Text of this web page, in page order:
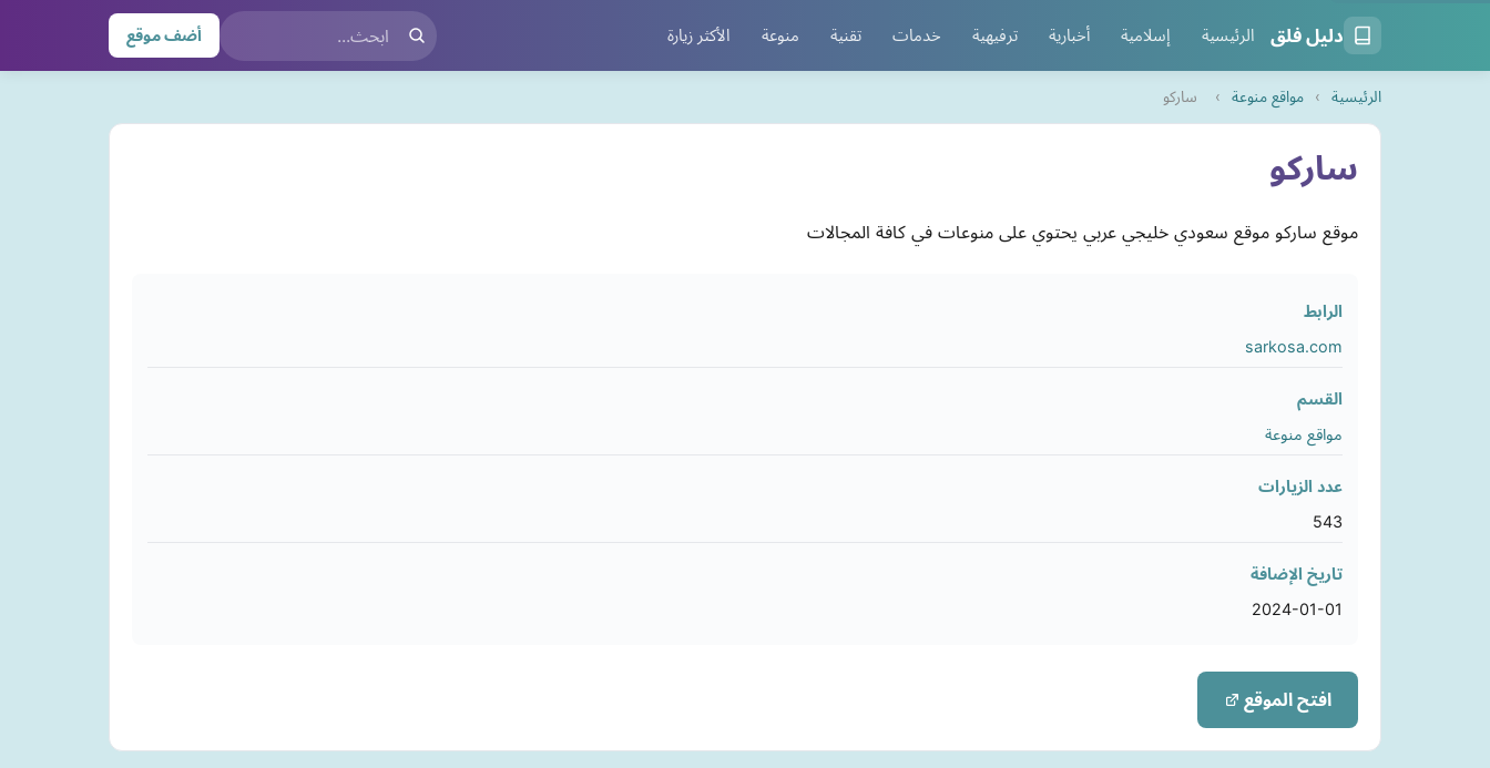
دليل فلق الرئيسية إسلامية أخبارية ترفيهية خدمات تقنية منوعة الأكثر زيارة أضف موقع
الرئيسية › مواقع منوعة › ساركو
ساركو
موقع ساركو موقع سعودي خليجي عربي يحتوي على منوعات في كافة المجالات
الرابط
sarkosa.com
القسم
مواقع منوعة
عدد الزيارات
543
تاريخ الإضافة
2024-01-01
افتح الموقع